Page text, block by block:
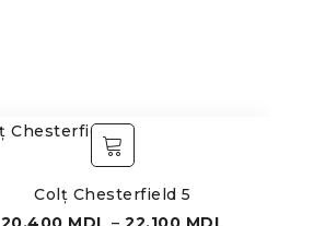
Colț Chesterfield 5